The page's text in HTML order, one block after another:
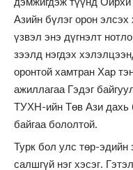
Азийн бүлэг орон элсэх
үзвэл энэ дүгнэлт
зээлд нэгдэх
оронтой хамтран Хар
ажиллагаа Гэдэг
ТУХН-ийн Төв Ази дахь
байгаа бололтой.
Турк бол улс төр-
салшгүй нэг хэсэг.